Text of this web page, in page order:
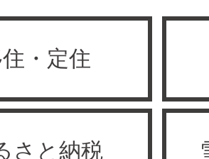
・定住
さと納税